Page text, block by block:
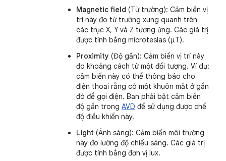
Magnetic field (Từ trường): Cảm biến vị
trí này đo từ trường xung quanh trên
các trục X, Y và Z tương ứng. Các giá trị
được tính bằng microteslas (μT).
Proximity (Độ gần): Cảm biến vị trí này
đo khoảng cách từ một đối tượng. Ví dụ:
cảm biến này có thể thông báo cho
điện thoại rằng có một khuôn mặt ở gần
đó để gọi điện. Bạn phải bật cảm biến
độ gần trong AVD để sử dụng được chế
độ điều khiển này.
Light (Ánh sáng): Cảm biến môi trường
này đo lường độ chiếu sáng. Các giá trị
được tính bằng đơn vị lux.